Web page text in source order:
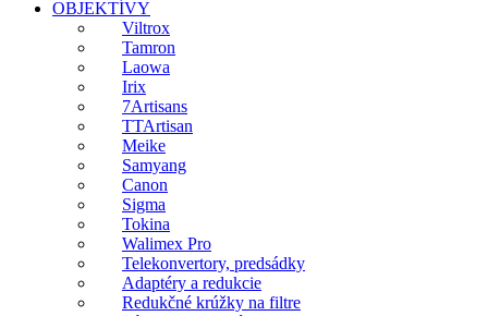
OBJEKTÍVY
Viltrox
Tamron
Laowa
Irix
7Artisans
TTArtisan
Meike
Samyang
Canon
Sigma
Tokina
Walimex Pro
Telekonvertory, predsádky
Adaptéry a redukcie
Redukčné krúžky na filtre